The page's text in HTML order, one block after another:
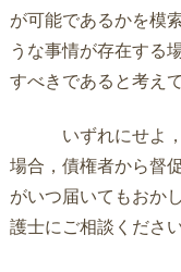
が可能であるかを模
うな事情が存在する
すべきであると考え
いずれにせよ，任
場合，債権者から督
がいつ届いてもおか
護士にご相談ください